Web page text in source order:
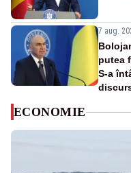
7 aug.
putea
S-a
ECONOMIE